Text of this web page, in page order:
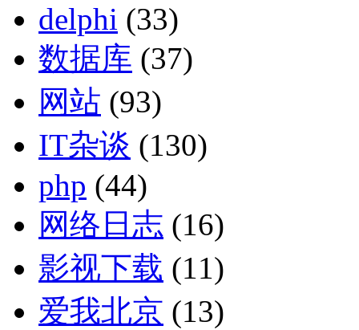
delphi (33)
数据库 (37)
网站 (93)
IT杂谈 (130)
php (44)
网络日志 (16)
影视下载 (11)
爱我北京 (13)